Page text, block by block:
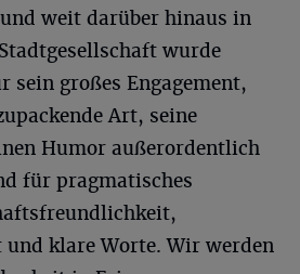
weit darüber hinaus in
wurde
sein großes Engagement,
Art, seine
Humor außerordentlich
für pragmatisches
klare Worte. Wir werden